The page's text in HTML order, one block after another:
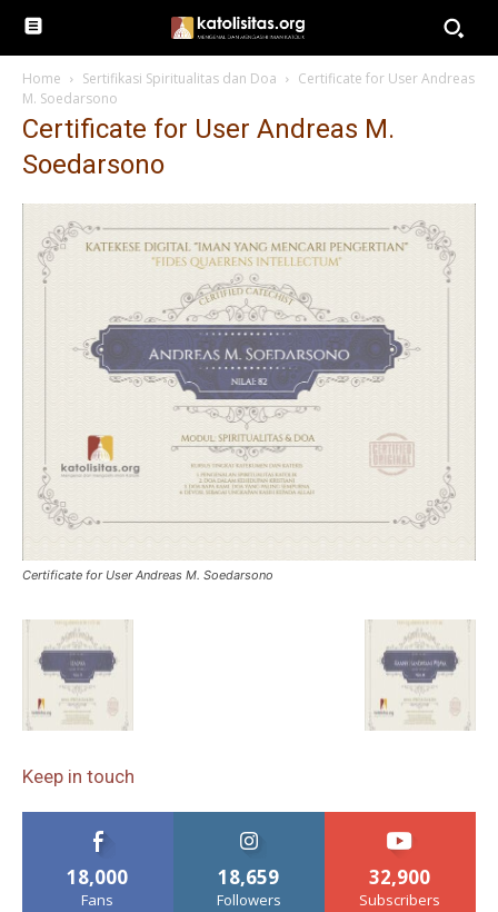
Home Sertifikasi Spiritualitas dan Doa
Certificate for User Andreas
M. Soedarsono
Certificate for User Andreas M.
Soedarsono
Certificate for User Andreas M. Soedarsono
Keep in touch
18,000
Fans
18,659
Followers
32,900
Subscribers